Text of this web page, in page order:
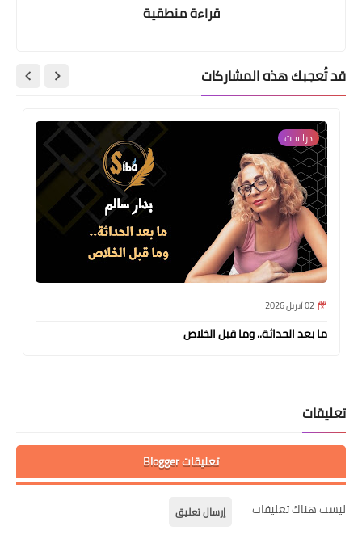
قراءة منطقية
قد تُعجبك هذه المشاركات
دراسات
02 أبريل 2026
ما بعد الحداثة.. وما قبل الخلاص
تعليقات
تعليقات Blogger
ليست هناك تعليقات إرسال تعليق